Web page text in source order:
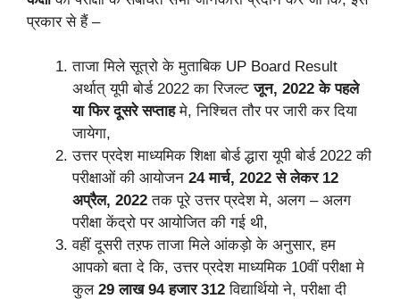
प्रकार से हैं –
ताजा मिले सूत्रो के मुताबिक UP Board Result
अर्थात् यूपी बोर्ड 2022 का रिजल्टजून, 2022 के पहले
या फिर दूसरे सप्ताहमे, निश्चित तौर पर जारी कर दिया
जायेगा,
उत्तर प्रदेश माध्यमिक शिक्षा बोर्ड द्धारा यूपी बोर्ड 2022 की
परीक्षाओं की आयोजन 24 मार्च, 2022 से लेकर 12
अप्रैल, 2022 तक पूरे उत्तर प्रदेश मे, अलग – अलग
परीक्षा केंद्रो पर आयोजित की गई थी,
वहीं दूसरी तऱफ ताजा मिले आंकड़ो के अनुसार, हम
आपको बता दे कि, उत्तर प्रदेश माध्यमिक 10वीं परीक्षा मे
कुल 29 लाख 94 हजार 312 विद्यार्थियो ने, परीक्षा दी